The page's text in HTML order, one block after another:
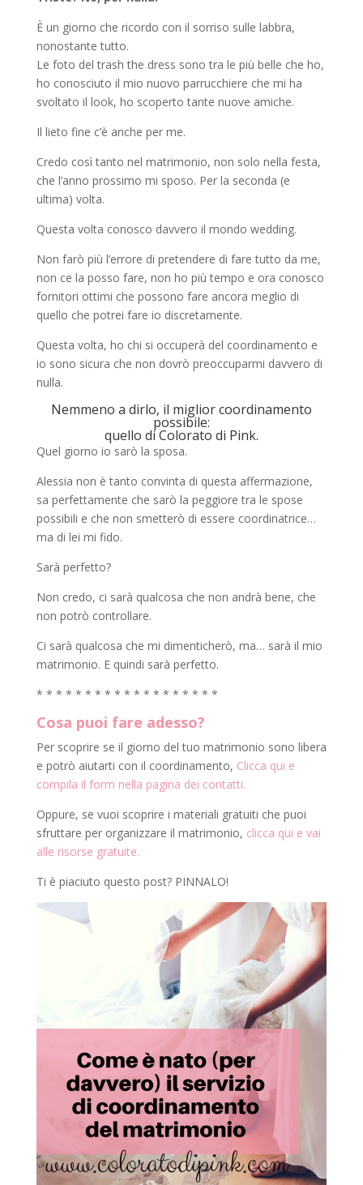
È un giorno che ricordo con il sorriso sulle labbra,
nonostante tutto.
Le foto del trash the dress sono tra le più belle che ho,
ho conosciuto il mio nuovo parrucchiere che mi ha
svoltato il look, ho scoperto tante nuove amiche.
Il lieto fine c’è anche per me.
Credo così tanto nel matrimonio, non solo nella festa,
che l’anno prossimo mi sposo. Per la seconda (e
ultima) volta.
Questa volta conosco davvero il mondo wedding.
Non farò più l’errore di pretendere di fare tutto da me,
non ce la posso fare, non ho più tempo e ora conosco
fornitori ottimi che possono fare ancora meglio di
quello che potrei fare io discretamente.
Questa volta, ho chi si occuperà del coordinamento e
io sono sicura che non dovrò preoccuparmi davvero di
nulla.
Nemmeno a dirlo, il miglior coordinamento
possibile:
quello di Colorato di Pink.
Quel giorno io sarò la sposa.
Alessia non è tanto convinta di questa affermazione,
sa perfettamente che sarò la peggiore tra le spose
possibili e che non smetterò di essere coordinatrice…
ma di lei mi fido.
Sarà perfetto?
Non credo, ci sarà qualcosa che non andrà bene, che
non potrò controllare.
Ci sarà qualcosa che mi dimenticherò, ma… sarà il mio
matrimonio. E quindi sarà perfetto.
* * * * * * * * * * * * * * * * * * *
Cosa puoi fare adesso?
Per scoprire se il giorno del tuo matrimonio sono libera
e potrò aiutarti con il coordinamento, Clicca qui e
compila il form nella pagina dei contatti.
Oppure, se vuoi scoprire i materiali gratuiti che puoi
sfruttare per organizzare il matrimonio, clicca qui e vai
alle risorse gratuite.
Ti è piaciuto questo post? PINNALO!